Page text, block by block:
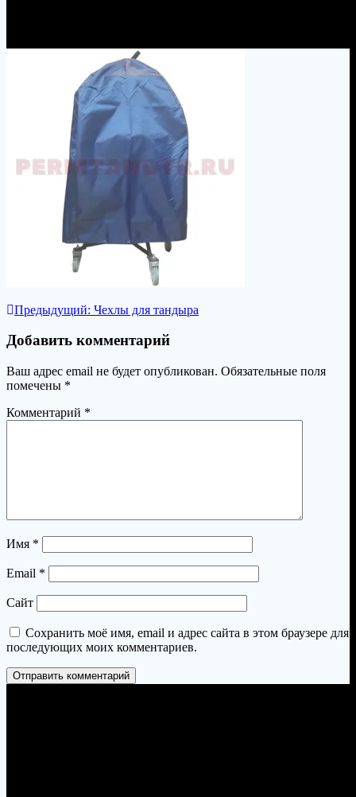
Навигация
по
записям
Предыдущий: Предыдущая
Чехлы для тандыра
Добавить комментарий
Ваш адрес email не будет опубликован. Обязательные поля
помечены *
Комментарий *
Имя *
Email *
Сайт
Сохранить моё имя, email и адрес сайта в этом браузере для
последующих моих комментариев.